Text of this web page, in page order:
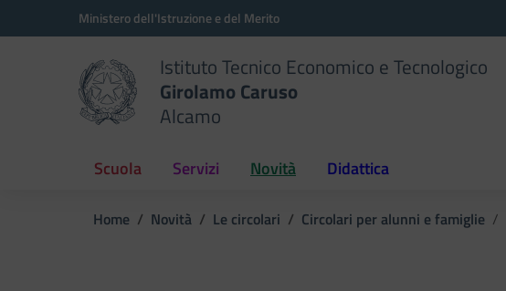
Vai ai contenuti
Vai al menu di navigazioneMinistero dell'Istruzione e del Merito
Istituto Tecnico Economico e Tecnologico
Girolamo Caruso
Alcamo
Scuola Servizi Novità Didattica
Home Novità Le circolari Circolari per alunni e famiglie